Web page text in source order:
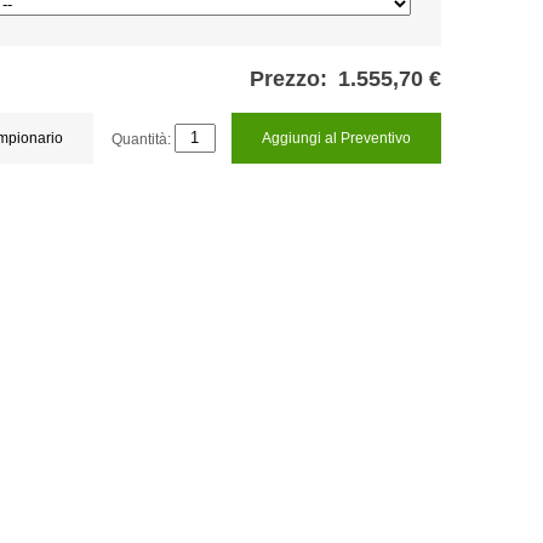
Prezzo: 1.555,70 €
Quantità: Aggiungi al Preventivo